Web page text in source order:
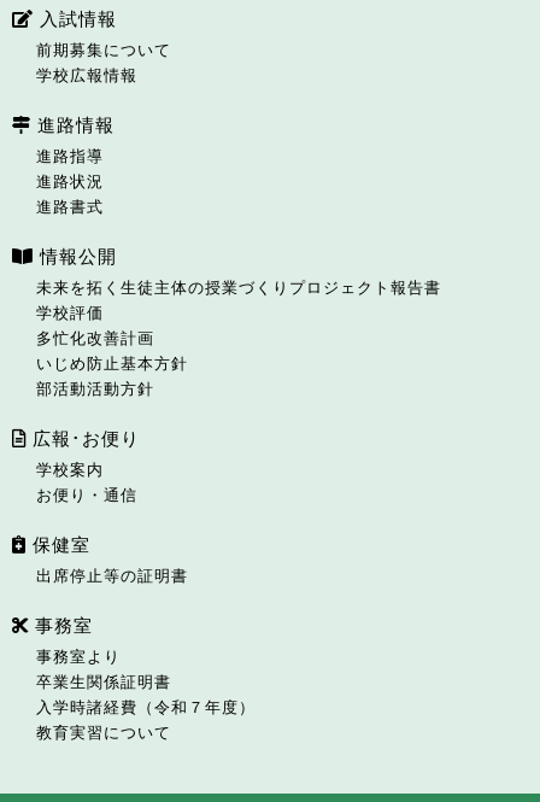
入試情報
前期募集について
学校広報情報
進路情報
進路指導
進路状況
進路書式
情報公開
未来を拓く生徒主体の授業づくりプロジェクト報告書
学校評価
多忙化改善計画
いじめ防止基本方針
部活動活動方針
広報･お便り
学校案内
お便り・通信
保健室
出席停止等の証明書
事務室
事務室より
卒業生関係証明書
入学時諸経費（令和７年度）
教育実習について